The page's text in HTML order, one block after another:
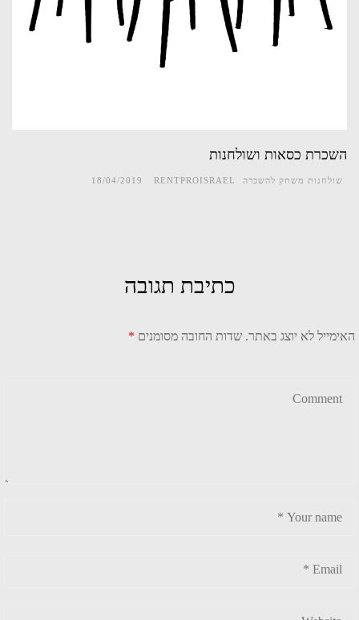
השכרת כסאות ושולחנות
שולחנות משחק להשכרה RENTPROISRAEL
18/04/2019
כתיבת תגובה
האימייל לא יוצג באתר. שדות החובה מסומנים *